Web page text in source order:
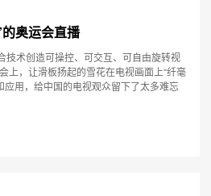
奥运会直播
技术创造可操控、可交互、可自由旋转视
上，让滑板扬起的雪花在电视画面上“纤毫
应用，给中国的电视观众留下了太多难忘